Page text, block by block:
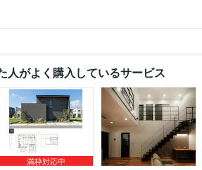
人がよく購入しているサービス
満枠対応中